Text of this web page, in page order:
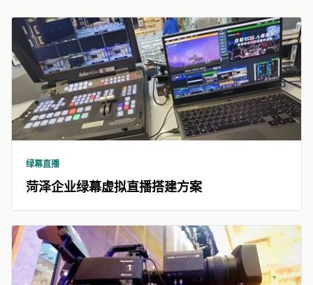
绿幕直播
菏泽企业绿幕虚拟直播搭建方案